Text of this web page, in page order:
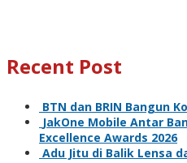
Recent Post
BTN dan BRIN Bangun
JakOne Mobile Antar
Excellence Awards 2026
Adu Jitu di Balik Lensa